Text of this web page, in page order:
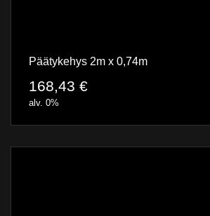
Päätykehys 2m x 0,74m
168,43 €
alv. 0%